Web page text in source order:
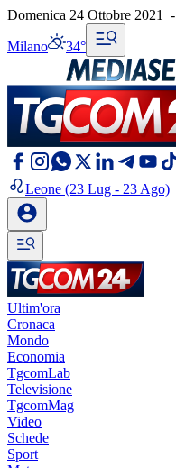
Domenica 24 Ottobre 2021 -
Milano 34°
Leone (23 Lug - 23 Ago)
Ultim'ora
Cronaca
Mondo
Economia
TgcomLab
Televisione
TgcomMag
Video
Schede
Sport